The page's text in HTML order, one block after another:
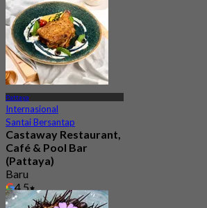
Pattaya
Internasional
Santai Bersantap
Castaway Restaurant,
Café & Pool Bar
(Pattaya)
Baru
4.5
Dari ฿ 499.5